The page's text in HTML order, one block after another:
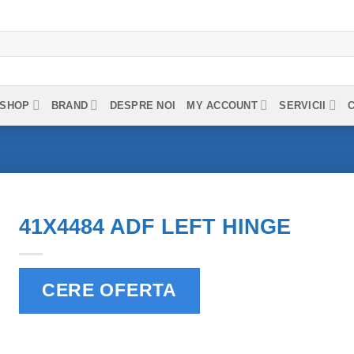
SHOP BRAND DESPRE NOI MY ACCOUNT SERVICII
41X4484 ADF LEFT HINGE
CERE OFERTA